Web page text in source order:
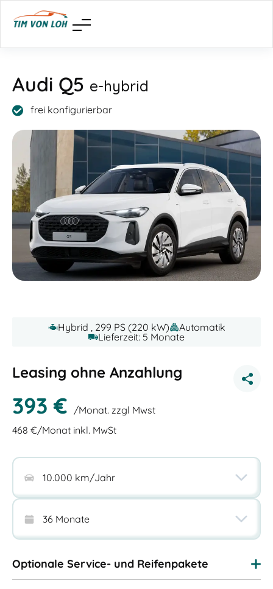
Audi Q5 e-hybrid
frei konfigurierbar
Hybrid , 299 PS (220 kW)
Automatik
Lieferzeit: 5 Monate
Leasing ohne Anzahlung
393 € /Monat. zzgl Mwst
468 €/Monat inkl. MwSt
Optionale Service- und Reifenpakete